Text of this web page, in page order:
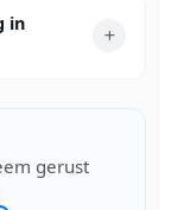
in
gerust